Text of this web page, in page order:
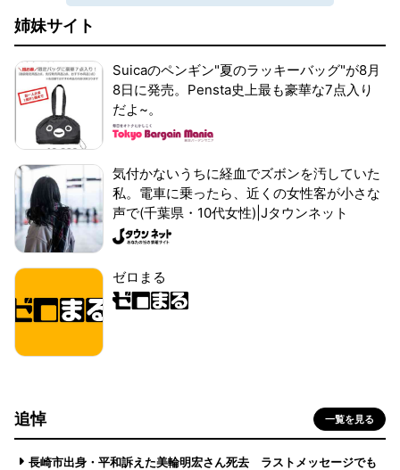
姉妹サイト
Suicaのペンギン"夏のラッキーバッグ"が8月
8日に発売。Pensta史上最も豪華な7点入り
だよ~。
気付かないうちに経血でズボンを汚していた
私。電車に乗ったら、近くの女性客が小さな
声で(千葉県・10代女性)|Jタウンネット
ゼロまる
追悼 一覧を見る
長崎市出身・平和訴えた美輪明宏さん死去 ラストメッセージでも